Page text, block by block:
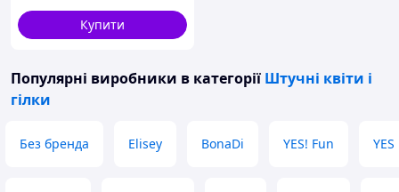
Купити
Популярні виробники в категорії Штучні квіти і
гілки
Без бренда Elisey BonaDi YES! Fun YES